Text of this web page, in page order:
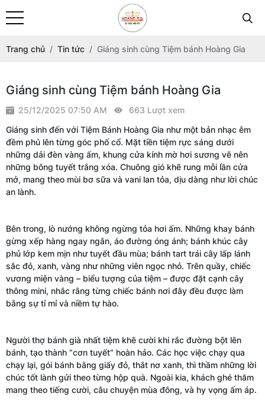
Trang chủ Tin tức Giáng sinh cùng Tiệm bánh Hoàng Gia
Giáng sinh cùng Tiệm bánh Hoàng Gia
25/12/2025 07:50 AM
663 Lượt xem
Giáng sinh đến với Tiệm Bánh Hoàng Gia như một bản nhạc êm
đềm phủ lên từng góc phố cổ. Mặt tiền tiệm rực sáng dưới
những dải đèn vàng ấm, khung cửa kính mờ hơi sương vẽ nên
những bông tuyết trắng xóa. Chuông gió khẽ rung mỗi lần cửa
mở, mang theo mùi bơ sữa và vani lan tỏa, dịu dàng như lời chúc
an lành.
Bên trong, lò nướng không ngừng tỏa hơi ấm. Những khay bánh
gừng xếp hàng ngay ngắn, áo đường óng ánh; bánh khúc cây
phủ lớp kem mịn như tuyết đầu mùa; bánh tart trái cây lấp lánh
sắc đỏ, xanh, vàng như những viên ngọc nhỏ. Trên quầy, chiếc
vương miện vàng – biểu tượng của tiệm – được đặt cạnh cây
thông mini, nhắc rằng từng chiếc bánh nơi đây đều được làm
bằng sự tỉ mỉ và niềm tự hào.
Người thợ bánh già nhất tiệm khẽ cười khi rắc đường bột lên
bánh, tạo thành “cơn tuyết” hoàn hảo. Các học việc chạy qua
chạy lại, gói bánh bằng giấy đỏ, thắt nơ xanh, thì thầm những lời
chúc tốt lành gửi theo từng hộp quà. Ngoài kia, khách ghé thăm
mang theo tiếng cười, câu chuyện mùa đông, và hy vọng ấm áp.